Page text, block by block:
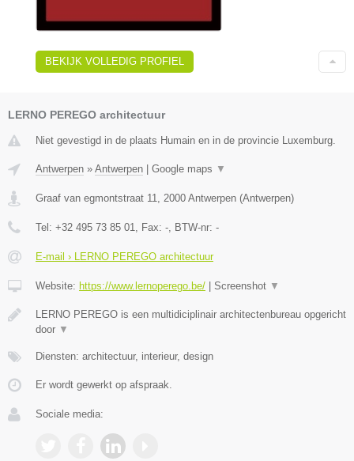
BEKIJK VOLLEDIG PROFIEL
LERNO PEREGO architectuur
Niet gevestigd in de plaats Humain en in de provincie Luxemburg.
Antwerpen » Antwerpen Google maps ▼
Graaf van egmontstraat 11, 2000 Antwerpen (Antwerpen)
Tel: +32 495 73 85 01, Fax: -, BTW-nr: -
E-mail › LERNO PEREGO architectuur
Website: https://www.lernoperego.be/ Screenshot ▼
LERNO PEREGO is een multidiciplinair architectenbureau opgericht
door ▼
Diensten: architectuur, interieur, design
Er wordt gewerkt op afspraak.
Sociale media: